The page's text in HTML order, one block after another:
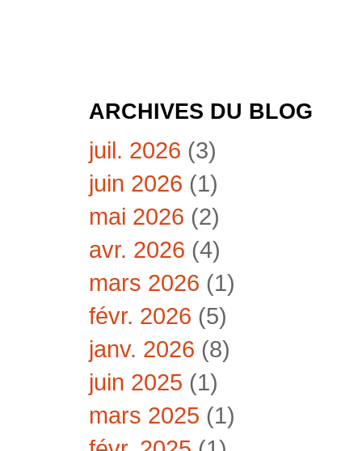
ARCHIVES DU BLOG
juil. 2026 (3)
juin 2026 (1)
mai 2026 (2)
avr. 2026 (4)
mars 2026 (1)
févr. 2026 (5)
janv. 2026 (8)
juin 2025 (1)
mars 2025 (1)